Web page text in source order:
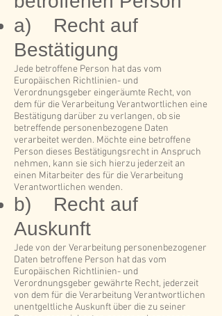
a) Recht auf
Bestätigung
Jede betroffene Person hat das vom
Europäischen Richtlinien- und
Verordnungsgeber eingeräumte Recht, von
dem für die Verarbeitung Verantwortlichen eine
Bestätigung darüber zu verlangen, ob sie
betreffende personenbezogene Daten
verarbeitet werden. Möchte eine betroffene
Person dieses Bestätigungsrecht in Anspruch
nehmen, kann sie sich hierzu jederzeit an
einen Mitarbeiter des für die Verarbeitung
Verantwortlichen wenden.
b) Recht auf
Auskunft
Jede von der Verarbeitung personenbezogener
Daten betroffene Person hat das vom
Europäischen Richtlinien- und
Verordnungsgeber gewährte Recht, jederzeit
von dem für die Verarbeitung Verantwortlichen
unentgeltliche Auskunft über die zu seiner